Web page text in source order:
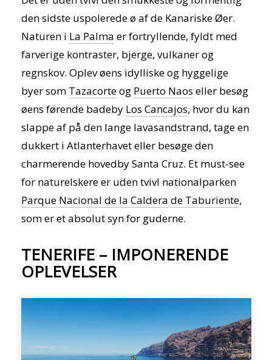
den sidste uspolerede ø af de Kanariske Øer.
Naturen i La Palma er fortryllende, fyldt med
farverige kontraster, bjerge, vulkaner og
regnskov. Oplev øens idylliske og hyggelige
byer som Tazacorteog Puerto Naos eller besøg
øens førende badeby Los Cancajos, hvor du kan
slappe af på den lange lavasandstrand, tage en
dukkert i Atlanterhavet eller besøge den
charmerende hovedby Santa Cruz. Et must-see
for naturelskere er uden tvivl nationalparken
Parque Nacional de la Caldera de Taburiente,
som er et absolut syn for guderne.
TENERIFE – IMPONERENDE
OPLEVELSER